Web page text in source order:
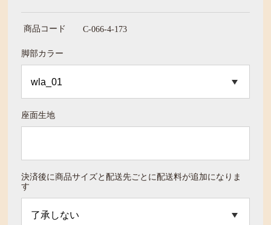
商品コード C-066-4-173
脚部カラー
座面生地
決済後に商品サイズと配送先ごとに配送料が追加になりま
す